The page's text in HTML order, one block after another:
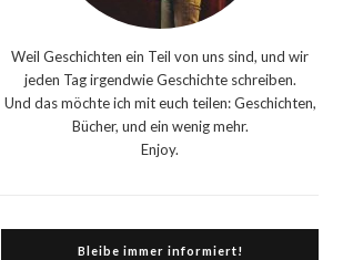
Weil Geschichten ein Teil von uns sind, und wir
jeden Tag irgendwie Geschichte schreiben.
Und das möchte ich mit euch teilen: Geschichten,
Bücher, und ein wenig mehr.
Enjoy.
Bleibe immer informiert!